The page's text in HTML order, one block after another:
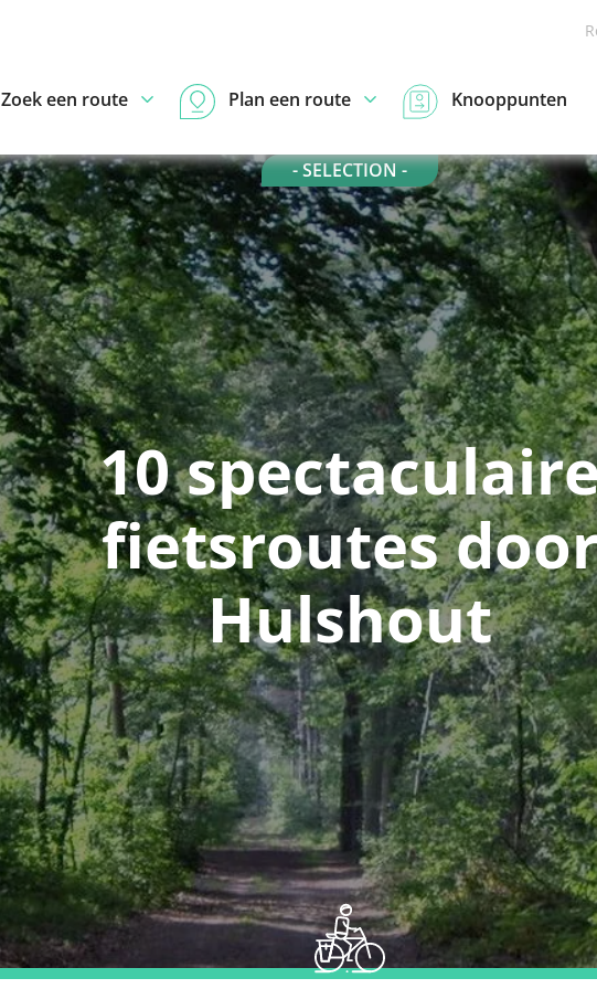
Zoek een route Plan een route Knooppunten
- SELECTION -
10
fietsroutes
Hulshout